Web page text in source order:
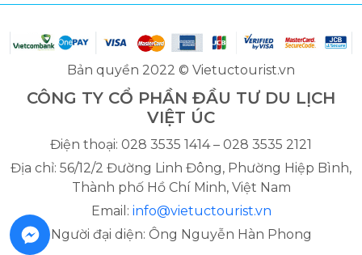
Bản quyền 2022 © Vietuctourist.vn
CÔNG TY CỔ PHẦN ĐẦU TƯ DU LỊCH
VIỆT ÚC
Điện thoại: 028 3535 1414 – 028 3535 2121
Địa chỉ: 56/12/2 Đường Linh Đông, Phường Hiệp Bình,
Thành phố Hồ Chí Minh, Việt Nam
Email: info@vietuctourist.vn
Người đại diện: Ông Nguyễn Hàn Phong